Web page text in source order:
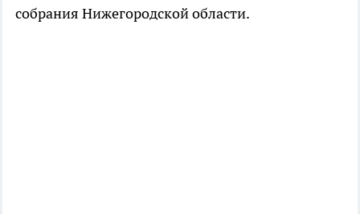
собрания Нижегородской области.